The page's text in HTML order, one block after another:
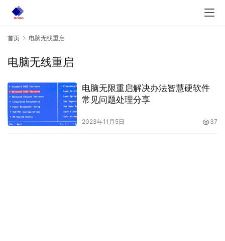
首页 电脑无线重启
电脑无线重启
电脑无限重启解决办法智慧硬软件
常见问题处理分享
2023年11月5日 37